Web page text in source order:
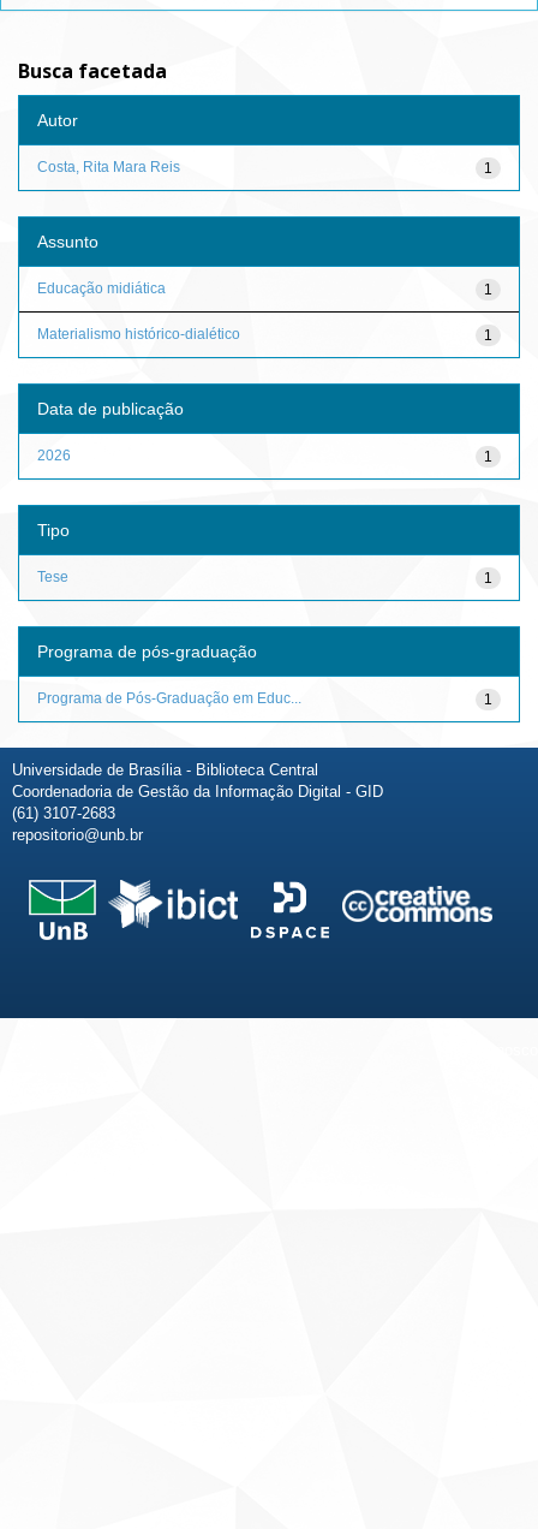
Busca facetada
Autor
1
Costa, Rita Mara Reis
Assunto
1
Educação midiática
1
Materialismo histórico-dialético
Data de publicação
1
2026
Tipo
1
Tese
Programa de pós-graduação
1
Programa de Pós-Graduação em Educ...
Universidade de Brasília - Biblioteca Central
Coordenadoria de Gestão da Informação Digital - GID
(61) 3107-2683
repositorio@unb.br